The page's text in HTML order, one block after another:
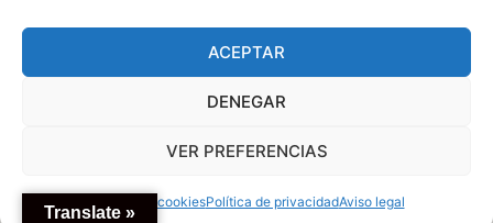
ACEPTAR
DENEGAR
VER PREFERENCIAS
Política de cookiesPolítica de privacidadAviso legal
© 2025 GICONDA DEL POZO
Translate »